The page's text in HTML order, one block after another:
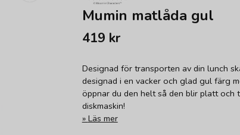
Mumin matlåda gul
419 kr
Designad för transporten av din lunch
designad i en vacker och glad gul färg
öppnar du den helt så den blir platt och
diskmaskin!
Läs mer